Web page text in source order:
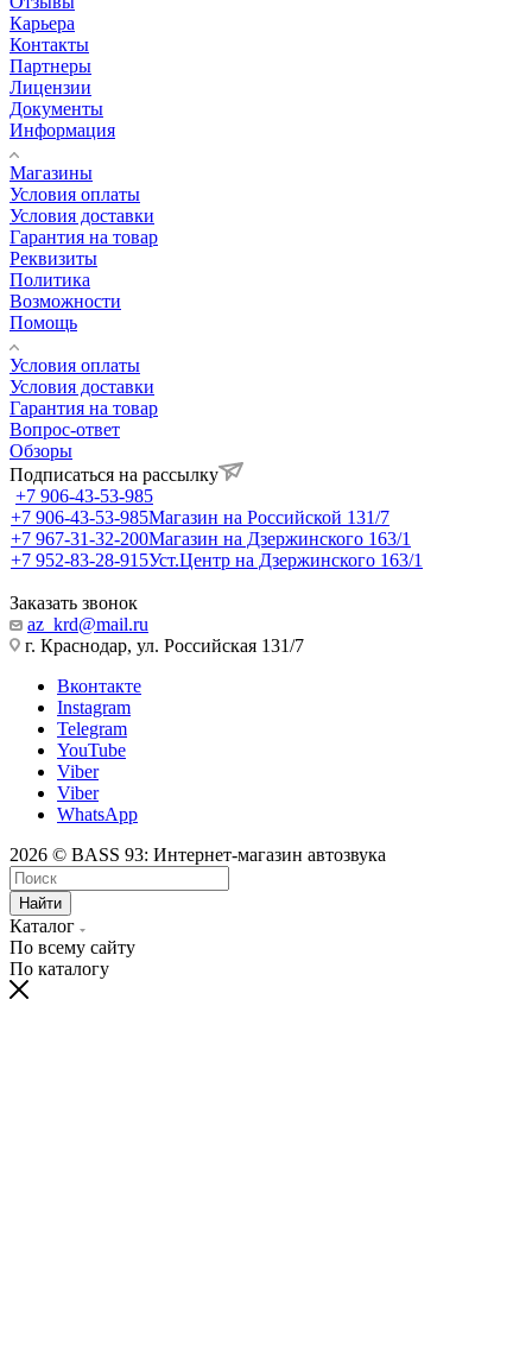
Карьера
Контакты
Партнеры
Лицензии
Документы
Информация
Магазины
Условия оплаты
Условия доставки
Гарантия на товар
Реквизиты
Политика
Возможности
Помощь
Условия оплаты
Условия доставки
Гарантия на товар
Вопрос-ответ
Обзоры
Подписаться на рассылку
+7 906-43-53-985
+7 906-43-53-985Магазин на Российской 131/7
+7 967-31-32-200Магазин на Дзержинского 163/1
+7 952-83-28-915Уст.Центр на Дзержинского 163/1
Заказать звонок
az_krd@mail.ru
г. Краснодар, ул. Российская 131/7
Вконтакте
Instagram
Telegram
YouTube
Viber
Viber
WhatsApp
2026 © BASS 93: Интернет-магазин автозвука
Найти
Каталог
По всему сайту
По каталогу